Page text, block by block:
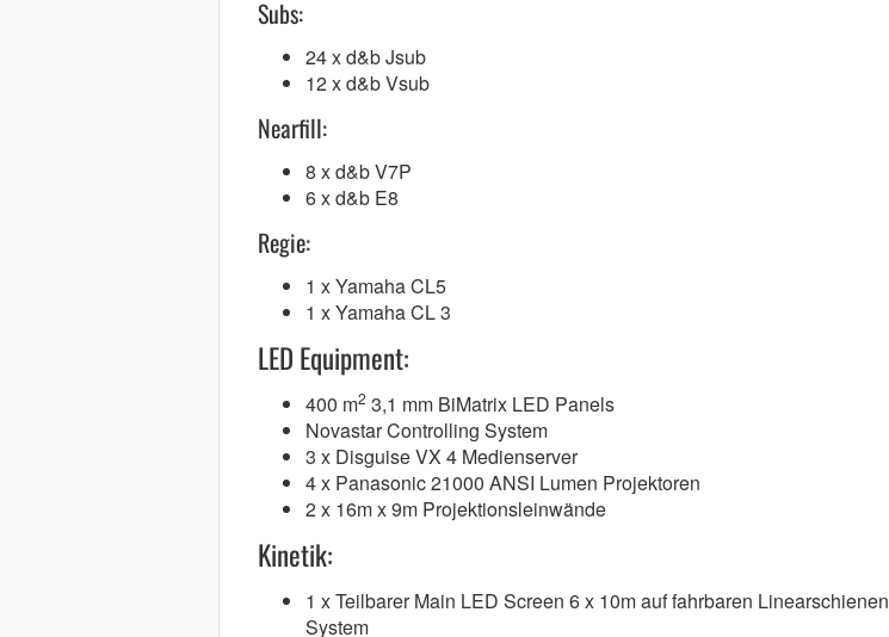
Subs:
24 x d&b Jsub
12 x d&b Vsub
Nearfill:
8 x d&b V7P
6 x d&b E8
Regie:
1 x Yamaha CL5
1 x Yamaha CL 3
LED Equipment:
400 m2 3,1 mm BiMatrix LED Panels
Novastar Controlling System
3 x Disguise VX 4 Medienserver
4 x Panasonic 21000 ANSI Lumen Projektoren
2 x 16m x 9m Projektionsleinwände
Kinetik:
1 x Teilbarer Main LED Screen 6 x 10m auf fahrbaren Linearschienen
System